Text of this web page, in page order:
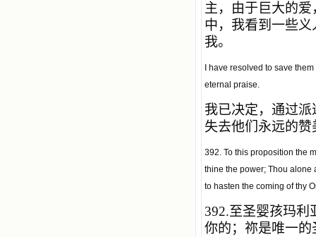
主，由于巨大的
中，我看到一些
我。
I have resolved to save
eternal praise.
我已决定，通过
失去他们永远的赞
392. To this proposition the
thine the power; Thou alone
to hasten the coming of thy
392.至圣婴孩玛利
你的；祢是唯一